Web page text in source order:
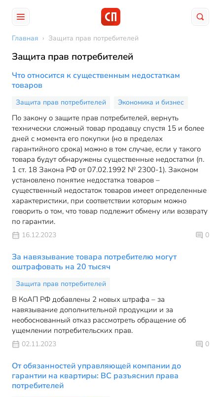
Главная › Защита прав потребителей
Защита прав потребителей
Что относится к существенным недостаткам
товаров
Защита прав потребителей Экономика и бизнес
По закону о защите прав потребителей, вернуть
технически сложный товар продавцу спустя 15 и более
дней с момента его покупки (но в пределах
гарантийного срока) можно в том случае, если у такого
товара будут обнаружены существенные недостатки (п.
1 ст. 18 Закона РФ от 07.02.1992 № 2300-1). Законом
установлено понятие недостатка товаров –
существенный недостаток товаров имеет определенные
характеристики, при соответствии которым можно
говорить о том, что товар подлежит обмену или возврату
по гарантии.
16.12.2023 0
За навязывание товара потребителю могут
оштрафовать на 20 тысяч
Защита прав потребителей
В КоАП РФ добавлены 2 новых штрафа – за
навязывание дополнительной продукции и за
необоснованный отказ рассмотреть обращение об
ущемлении потребительских прав.
02.11.2023 0
От обязанностей управляющей компании до
гарантии на квартиры: ВС разъяснил права
потребителей